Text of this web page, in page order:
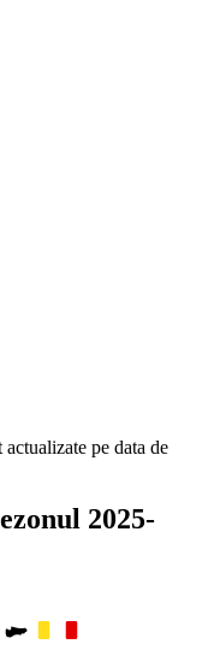
pe data de
2025-